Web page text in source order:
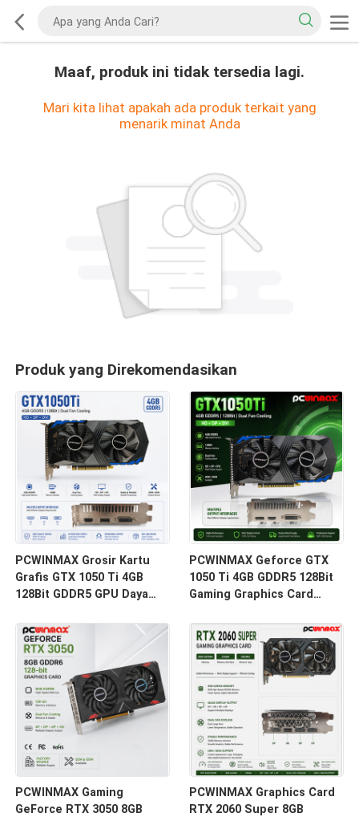
Maaf, produk ini tidak tersedia lagi.
Mari kita lihat apakah ada produk terkait yang
menarik minat Anda
Produk yang Direkomendasikan
PCWINMAX Grosir Kartu
Grafis GTX 1050 Ti 4GB
128Bit GDDR5 GPU Daya
DP DVI Untuk Desktop
PCWINMAX Geforce GTX
1050 Ti 4GB GDDR5 128Bit
Gaming Graphics Card
OEM/ODM Di stok untuk
Komputer Desktop
PCWINMAX Gaming
GeForce RTX 3050 8GB
PCWINMAX Graphics Card
RTX 2060 Super 8GB